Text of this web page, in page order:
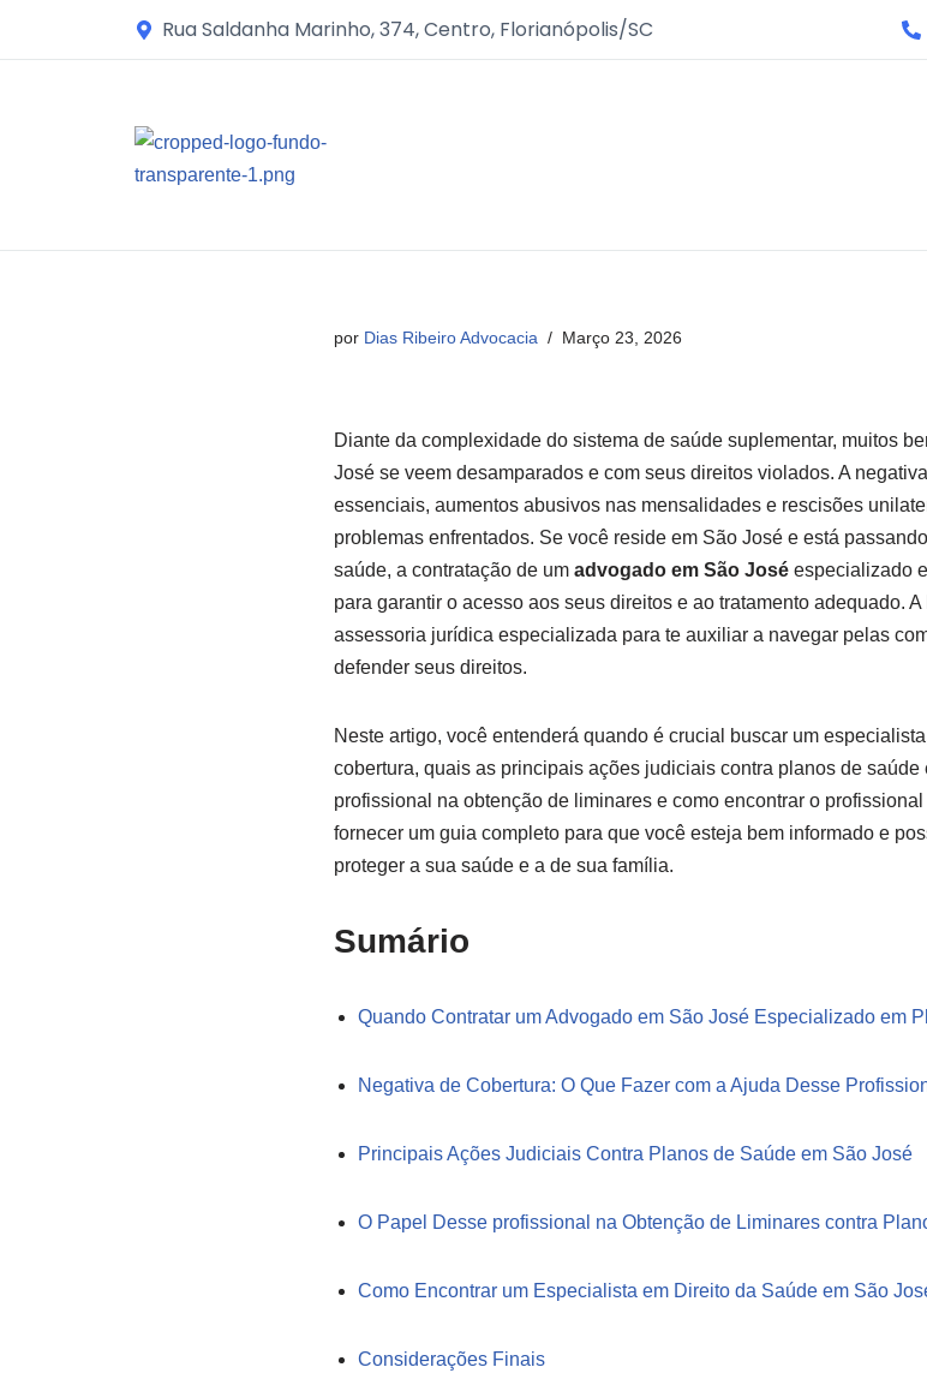
Avançar
Rua Saldanha Marinho, 374, Centro, Florianópolis/SC
por Dias Ribeiro Advocacia Março 23, 2026
Diante da complexidade do sistema de saúde suplementar, muitos
José se veem desamparados e com seus direitos violados. A
essenciais, aumentos abusivos nas mensalidades e rescisões
problemas enfrentados. Se você reside em São José e está
saúde, a contratação de um advogado em São Joséespecializado
para garantir o acesso aos seus direitos e ao tratamento adequado.
assessoria jurídica especializada para te auxiliar a navegar pelas
defender seus direitos.
Neste artigo, você entenderá quando é crucial buscar um
cobertura, quais as principais ações judiciais contra planos de
profissional na obtenção de liminares e como encontrar o
fornecer um guia completo para que você esteja bem informado e
proteger a sua saúde e a de sua família.
Sumário
Quando Contratar um Advogado em São José Especializado em
Negativa de Cobertura: O Que Fazer com a Ajuda Desse
Principais Ações Judiciais Contra Planos de Saúde em São José
O Papel Desse profissional na Obtenção de Liminares contra
Como Encontrar um Especialista em Direito da Saúde em São
Considerações Finais